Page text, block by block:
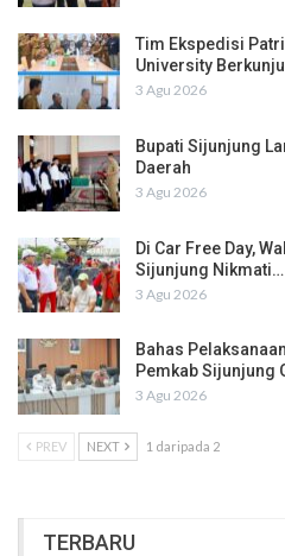
Tim Ekspedisi
University
3 Agu 2026
Bupati Sijunjung
Daerah
3 Agu 2026
Di Car Free Day,
Sijunjung Nikmati…
3 Agu 2026
Bahas
Pemkab Sijunjung
3 Agu 2026
PREV NEXT 1 daripada 2
TERBARU